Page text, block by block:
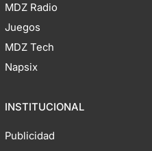
MDZ Radio
Juegos
MDZ Tech
Napsix
INSTITUCIONAL
Publicidad